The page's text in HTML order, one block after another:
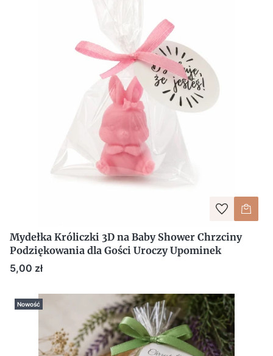
Mydełka Króliczki 3D na Baby Shower Chrzciny
Podziękowania dla Gości Uroczy Upominek
Cena
5,00 zł
Nowość